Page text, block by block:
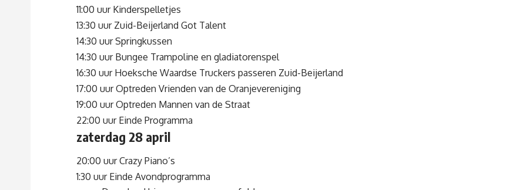
11:00 uur Kinderspelletjes
13:30 uur Zuid-Beijerland Got Talent
14:30 uur Springkussen
14:30 uur Bungee Trampoline en gladiatorenspel
16:30 uur Hoeksche Waardse Truckers passeren Zuid-Beijerland
17:00 uur Optreden Vrienden van de Oranjevereniging
19:00 uur Optreden Mannen van de Straat
22:00 uur Einde Programma
zaterdag 28 april
20:00 uur Crazy Piano’s
1:30 uur Einde Avondprogramma